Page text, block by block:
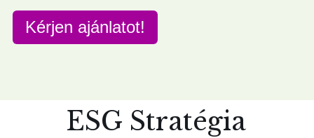
Kérjen ajánlatot!
ESG Stratégia